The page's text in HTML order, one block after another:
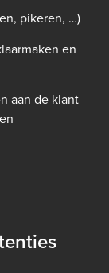
pikeren, …)
en
aan de klant